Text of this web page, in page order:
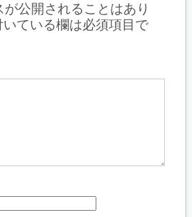
が公開されることはあり
いている欄は必須項目で